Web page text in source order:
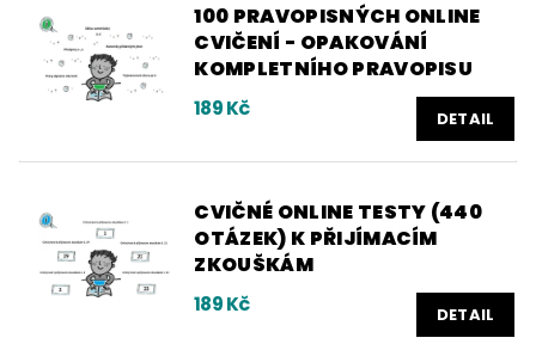
100 PRAVOPISNÝCH ONLINE
CVIČENÍ - OPAKOVÁNÍ
KOMPLETNÍHO PRAVOPISU
189 Kč DETAIL
CVIČNÉ ONLINE TESTY (440
OTÁZEK) K PŘIJÍMACÍM
ZKOUŠKÁM
189 Kč DETAIL